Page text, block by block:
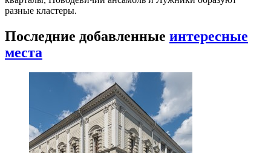
разные кластеры.
Последние добавленные интересные
места